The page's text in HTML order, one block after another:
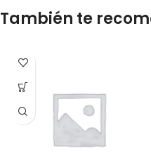
También te